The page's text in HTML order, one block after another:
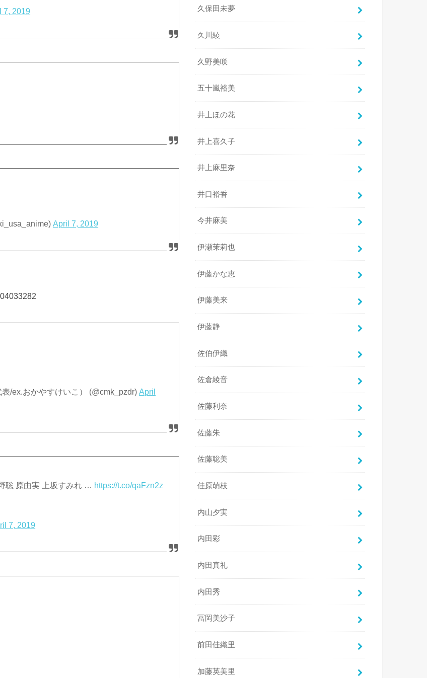
7, 2019
April 7, 2019
/ex.おかやすけいこ） (@cmk_pzdr)April
原由実 上坂すみれ … https://t.co/qaFzn2z
7, 2019
久保田未夢
久川綾
久野美咲
五十嵐裕美
井上ほの花
井上喜久子
井上麻里奈
井口裕香
今井麻美
伊瀬茉莉也
伊藤かな恵
伊藤美来
伊藤静
佐伯伊織
佐倉綾音
佐藤利奈
佐藤朱
佐藤聡美
佳原萌枝
内山夕実
内田彩
内田真礼
内田秀
冨岡美沙子
前田佳織里
加藤英美里